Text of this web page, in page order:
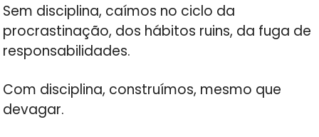
Sem disciplina, caímos no ciclo da
procrastinação, dos hábitos ruins, da fuga de
responsabilidades.
Com disciplina, construímos, mesmo que
devagar.